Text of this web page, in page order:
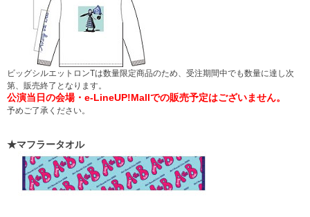
ビッグシルエットロンTは数量限定商品のため、受注期間中でも数量に達し次
第、販売終了となります。
公演当日の会場・e-LineUP!Mallでの販売予定はございません。
予めご了承ください。
★マフラータオル